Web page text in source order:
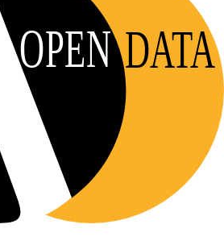
OPEN DATA